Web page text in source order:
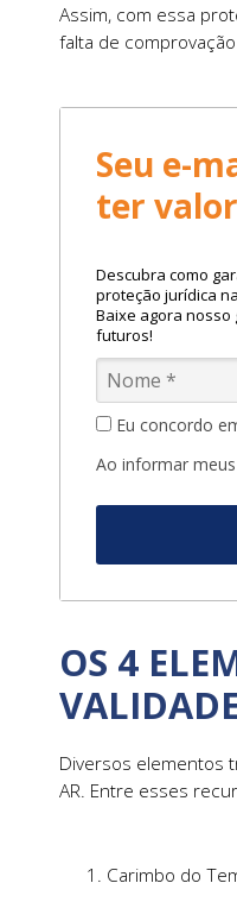
Assim, com essa
falta de
Seu e-
ter
Descubra como
proteção jurídica
Baixe agora nosso
futuros!
Eu concordo
Ao informar
OS 4
Diversos elementos
AR. Entre esses
Carimbo do